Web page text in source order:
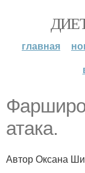
главная
атака.
Автор Оксана